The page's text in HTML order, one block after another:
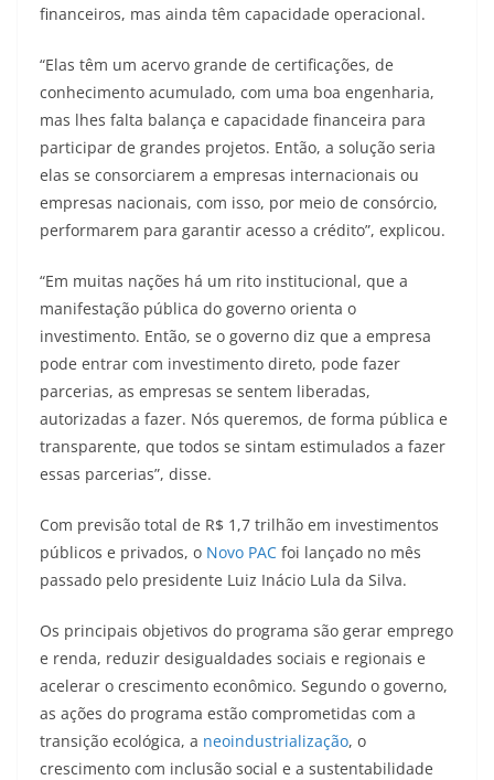
financeiros, mas ainda têm capacidade operacional.
“Elas têm um acervo grande de certificações, de
conhecimento acumulado, com uma boa engenharia,
mas lhes falta balança e capacidade financeira para
participar de grandes projetos. Então, a solução seria
elas se consorciarem a empresas internacionais ou
empresas nacionais, com isso, por meio de consórcio,
performarem para garantir acesso a crédito”, explicou.
“Em muitas nações há um rito institucional, que a
manifestação pública do governo orienta o
investimento. Então, se o governo diz que a empresa
pode entrar com investimento direto, pode fazer
parcerias, as empresas se sentem liberadas,
autorizadas a fazer. Nós queremos, de forma pública e
transparente, que todos se sintam estimulados a fazer
essas parcerias”, disse.
Com previsão total de R$ 1,7 trilhão em investimentos
públicos e privados, o Novo PAC foi lançado no mês
passado pelo presidente Luiz Inácio Lula da Silva.
Os principais objetivos do programa são gerar emprego
e renda, reduzir desigualdades sociais e regionais e
acelerar o crescimento econômico. Segundo o governo,
as ações do programa estão comprometidas com a
transição ecológica, a neoindustrialização, o
crescimento com inclusão social e a sustentabilidade